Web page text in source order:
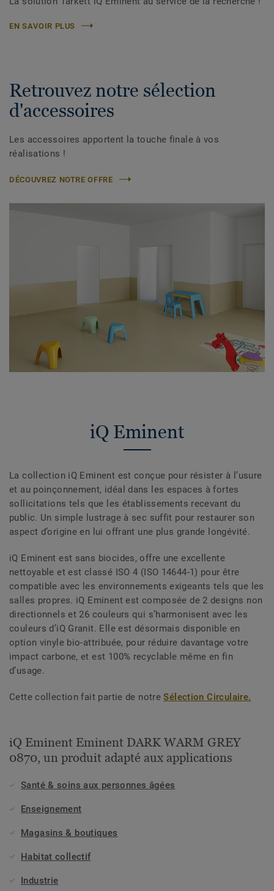
EN SAVOIR PLUS
Retrouvez notre sélection
d'accessoires
Les accessoires apportent la touche finale à vos
réalisations !
DÉCOUVREZ NOTRE OFFRE
iQ Eminent
La collection iQ Eminent est conçue pour résister à l’usure
et au poinçonnement, idéal dans les espaces à fortes
sollicitations tels que les établissements recevant du
public. Un simple lustrage à sec suffit pour restaurer son
aspect d’origine en lui offrant une plus grande longévité.
iQ Eminent est sans biocides, offre une excellente
nettoyable et est classé ISO 4 (ISO 14644-1) pour être
compatible avec les environnements exigeants tels que les
salles propres. iQ Eminent est composée de 2 designs non
directionnels et 26 couleurs qui s’harmonisent avec les
couleurs d’iQ Granit. Elle est désormais disponible en
option vinyle bio-attribuée, pour réduire davantage votre
impact carbone, et est 100% recyclable même en fin
d’usage.
Cette collection fait partie de notreSélection Circulaire.
iQ Eminent Eminent DARK WARM GREY
0870, un produit adapté aux applications
Santé & soins aux personnes âgées
Enseignement
Magasins & boutiques
Habitat collectif
Industrie